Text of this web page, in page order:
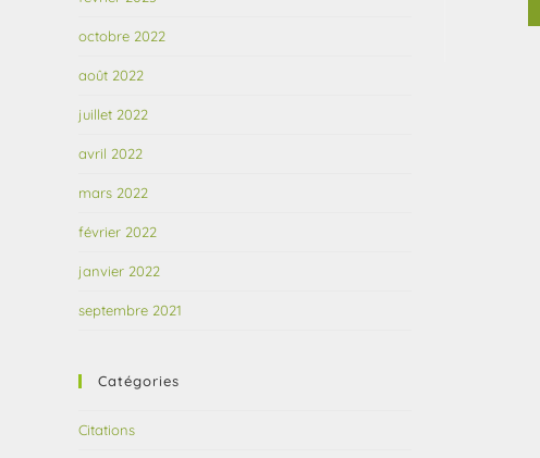
octobre 2022
août 2022
juillet 2022
avril 2022
mars 2022
février 2022
janvier 2022
septembre 2021
Catégories
Citations